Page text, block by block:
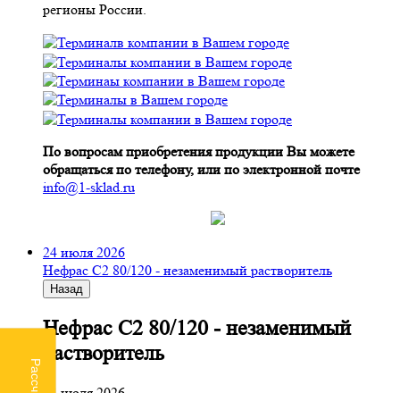
регионы России.
По вопросам приобретения продукции Вы можете
обращаться по телефону, или по электронной почте
info@1-sklad.ru
24 июля 2026
Нефрас С2 80/120 - незаменимый растворитель
Назад
Нефрас С2 80/120 - незаменимый
растворитель